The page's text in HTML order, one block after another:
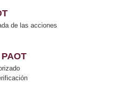
de las acciones